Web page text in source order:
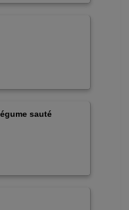
sauté